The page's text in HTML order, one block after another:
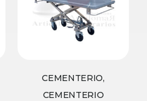
CEMENTERIO,
CEMENTERIO